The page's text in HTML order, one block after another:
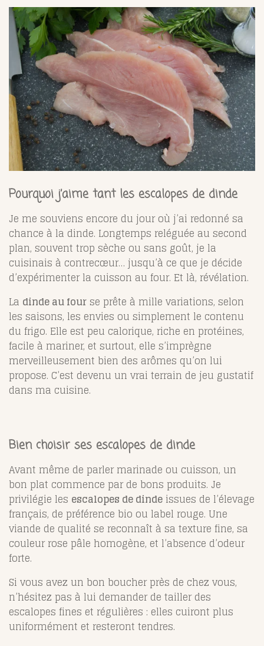
Pourquoi j’aime tant les escalopes de dinde
Je me souviens encore du jour où j’ai redonné sa
chance à la dinde. Longtemps reléguée au second
plan, souvent trop sèche ou sans goût, je la
cuisinais à contrecœur… jusqu’à ce que je décide
d’expérimenter la cuisson au four. Et là, révélation.
La dinde au four se prête à mille variations, selon
les saisons, les envies ou simplement le contenu
du frigo. Elle est peu calorique, riche en protéines,
facile à mariner, et surtout, elle s’imprègne
merveilleusement bien des arômes qu’on lui
propose. C’est devenu un vrai terrain de jeu gustatif
dans ma cuisine.
Bien choisir ses escalopes de dinde
Avant même de parler marinade ou cuisson, un
bon plat commence par de bons produits. Je
privilégie les escalopes de dinde issues de l’élevage
français, de préférence bio ou label rouge. Une
viande de qualité se reconnaît à sa texture fine, sa
couleur rose pâle homogène, et l’absence d’odeur
forte.
Si vous avez un bon boucher près de chez vous,
n’hésitez pas à lui demander de tailler des
escalopes fines et régulières : elles cuiront plus
uniformément et resteront tendres.